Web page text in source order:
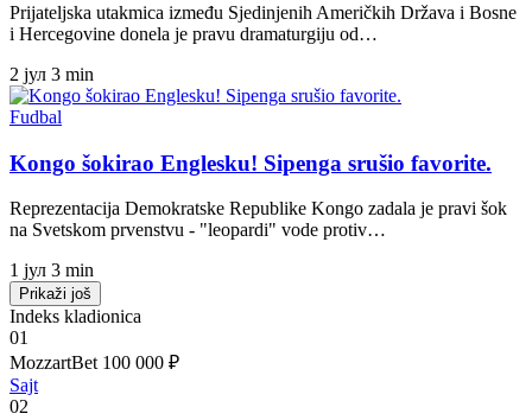
Prijateljska utakmica između Sjedinjenih Američkih Država i Bosne
i Hercegovine donela je pravu dramaturgiju od…
2 јул 3 min
Fudbal
Kongo šokirao Englesku! Sipenga srušio favorite.
Reprezentacija Demokratske Republike Kongo zadala je pravi šok
na Svetskom prvenstvu - "leopardi" vode protiv…
1 јул 3 min
Prikaži još
Indeks kladionica
01
MozzartBet 100 000 ₽
Sajt
02